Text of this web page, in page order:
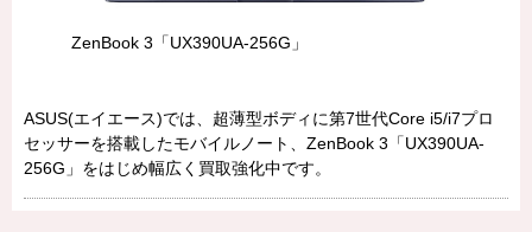
ZenBook 3「UX390UA-256G」
ASUS(エイエース)では、超薄型ボディに第7世代Core i5/i7プロ
セッサーを搭載したモバイルノート、ZenBook 3「UX390UA-
256G」をはじめ幅広く買取強化中です。